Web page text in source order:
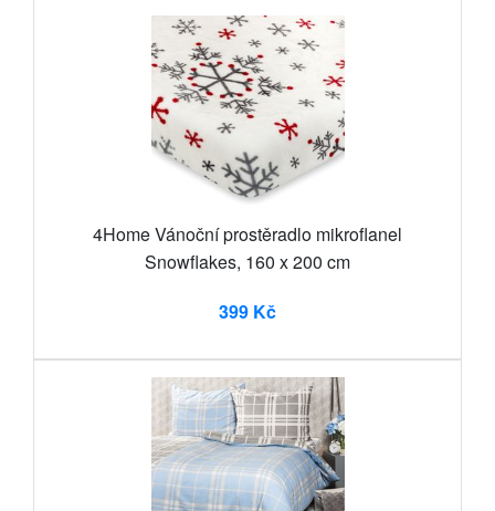
4Home Vánoční prostěradlo mikroflanel
Snowflakes, 160 x 200 cm
399 Kč